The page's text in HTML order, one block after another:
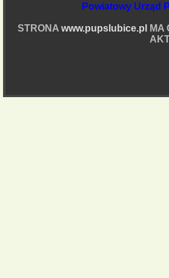
Powiatowy Urząd
STRONA www.pupslubice.pl
MA